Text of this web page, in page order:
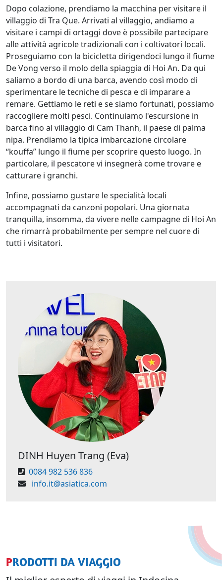
Dopo colazione, prendiamo la macchina per visitare il
villaggio di Tra Que. Arrivati al villaggio, andiamo a
visitare i campi di ortaggi dove è possibile partecipare
alle attività agricole tradizionali con i coltivatori locali.
Proseguiamo con la bicicletta dirigendoci lungo il fiume
De Vong verso il molo della spiaggia di Hoi An. Da qui
saliamo a bordo di una barca, avendo così modo di
sperimentare le tecniche di pesca e di imparare a
remare. Gettiamo le reti e se siamo fortunati, possiamo
raccogliere molti pesci. Continuiamo l'escursione in
barca fino al villaggio di Cam Thanh, il paese di palma
nipa. Prendiamo la tipica imbarcazione circolare
“kouffa” lungo il fiume per scoprire questo luogo. In
particolare, il pescatore vi insegnerà come trovare e
catturare i granchi.
Infine, possiamo gustare le specialità locali
accompagnati da canzoni popolari. Una giornata
tranquilla, insomma, da vivere nelle campagne di Hoi An
che rimarrà probabilmente per sempre nel cuore di
tutti i visitatori.
DINH Huyen Trang (Eva)
0084 982 536 836
info.it@asiatica.com
PRODOTTI DA VIAGGIO